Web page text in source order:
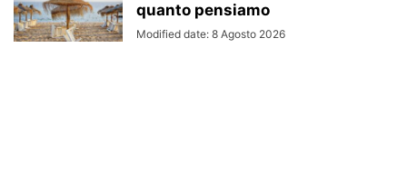
quanto pensiamo
Modified date: 8 Agosto 2026